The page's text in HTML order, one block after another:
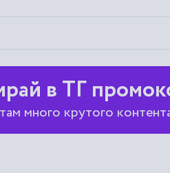
в ТГ
много крутого